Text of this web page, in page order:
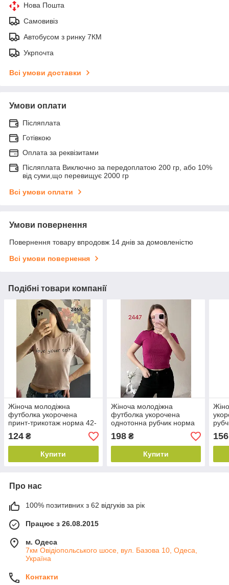
Нова Пошта
Самовивіз
Автобусом з ринку 7КМ
Укрпочта
Всі умови доставки
Умови оплати
Післяплата
Готівкою
Оплата за реквізитами
Післяплата Виключно за передоплатою 200 гр, або 10%
від суми,що перевищує 2000 гр
Всі умови оплати
Умови повернення
Повернення товару впродовж 14 днів за домовленістю
Всі умови повернення
Подібні товари компанії
Жіноча молодіжна
футболка укорочена
принт-трикотаж норма 42-
48, колір уточнюйте під
час замовлення
124 ₴
Купити
Жіноча молодіжна
футболка укорочена
однотонна рубчик норма
42-46, кольору міксом
198₴
Купити
156
Про нас
100% позитивних з 62 відгуків за рік
Працює з 26.08.2015
м. Одеса
7км Овідіопольського шосе, вул. Базова 10, Одеса,
Україна
Контакти